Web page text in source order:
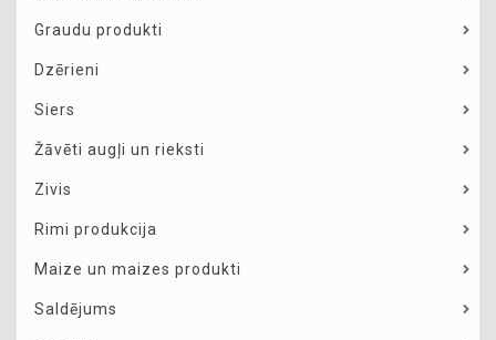
Graudu produkti
Dzērieni
Siers
Žāvēti augļi un rieksti
Zivis
Rimi produkcija
Maize un maizes produkti
Saldējums